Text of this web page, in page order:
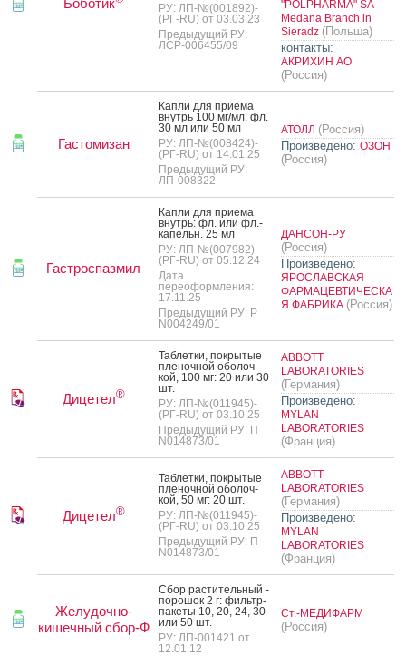
Боботик
РУ: ЛП-№(001892)-
(РГ-RU) от 03.03.23
Предыдущий РУ:
ЛСР-006455/09
"POLPHARMA" SA
Medana Branch in
Sieradz (Польша)
контакты:
АКРИХИН АО
(Россия)
Гастомизан
Кап­ли для при­ема
внутрь 100 мг/мл: фл.
30 мл или 50 мл
РУ: ЛП-№(008424)-
(РГ-RU) от 14.01.25
Предыдущий РУ:
ЛП-008322
АТОЛЛ (Россия)
Произведено: ОЗОН
(Россия)
Гастроспазмил
Кап­ли для при­ема
внутрь: фл. или фл.-
ка­пельн. 25 мл
РУ: ЛП-№(007982)-
(РГ-RU) от 05.12.24
Дата
переоформления:
17.11.25
Предыдущий РУ: Р
N004249/01
ДАНСОН-РУ
(Россия)
Произведено:
ЯРОСЛАВСКАЯ
ФАРМАЦЕВТИЧЕСКА
Я ФАБРИКА (Россия)
Дицетел®
Таб­летки, пок­ры­тые
пле­ноч­ной обо­лоч­
кой, 100 мг: 20 или 30
шт.
РУ: ЛП-№(011945)-
(РГ-RU) от 03.10.25
Предыдущий РУ: П
N014873/01
ABBOTT
LABORATORIES
(Германия)
Произведено:
MYLAN
LABORATORIES
(Франция)
Дицетел®
Таб­летки, пок­ры­тые
пле­ноч­ной обо­лоч­
кой, 50 мг: 20 шт.
РУ: ЛП-№(011945)-
(РГ-RU) от 03.10.25
Предыдущий РУ: П
N014873/01
ABBOTT
LABORATORIES
(Германия)
Произведено:
MYLAN
LABORATORIES
(Франция)
Желудочно-
кишечный сбор-Ф
Сбор рас­ти­тель­ный -
по­рошок 2 г: филь­тр-
па­кеты 10, 20, 24, 30
или 50 шт.
РУ: ЛП-001421 от
12.01.12
Ст.-МЕДИФАРМ
(Россия)